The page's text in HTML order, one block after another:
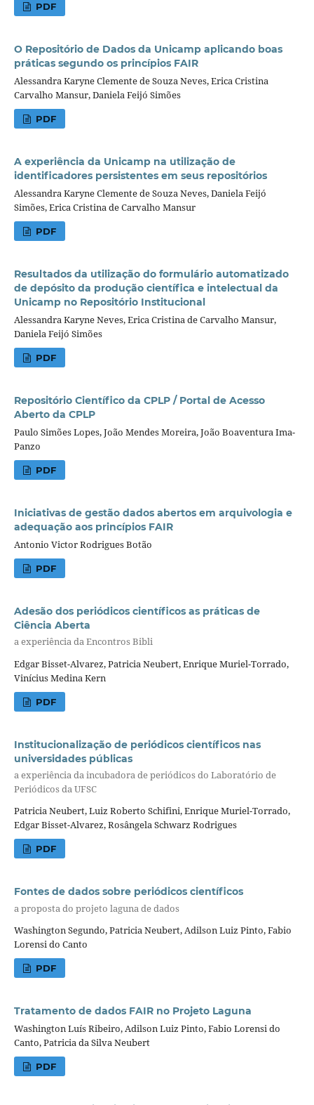
PDF
O Repositório de Dados da Unicamp aplicando boas
práticas segundo os princípios FAIR
Alessandra Karyne Clemente de Souza Neves, Erica Cristina
Carvalho Mansur, Daniela Feijó Simões
PDF
A experiência da Unicamp na utilização de
identificadores persistentes em seus repositórios
Alessandra Karyne Clemente de Souza Neves, Daniela Feijó
Simões, Erica Cristina de Carvalho Mansur
PDF
Resultados da utilização do formulário automatizado
de depósito da produção científica e intelectual da
Unicamp no Repositório Institucional
Alessandra Karyne Neves, Erica Cristina de Carvalho Mansur,
Daniela Feijó Simões
PDF
Repositório Científico da CPLP / Portal de Acesso
Aberto da CPLP
Paulo Simões Lopes, João Mendes Moreira, João Boaventura Ima-
Panzo
PDF
Iniciativas de gestão dados abertos em arquivologia e
adequação aos princípios FAIR
Antonio Victor Rodrigues Botão
PDF
Adesão dos periódicos científicos as práticas de
Ciência Aberta
a experiência da Encontros Bibli
Edgar Bisset-Alvarez, Patricia Neubert, Enrique Muriel-Torrado,
Vinícius Medina Kern
PDF
Institucionalização de periódicos científicos nas
universidades públicas
a experiência da incubadora de periódicos do Laboratório de
Periódicos da UFSC
Patricia Neubert, Luiz Roberto Schifini, Enrique Muriel-Torrado,
Edgar Bisset-Alvarez, Rosângela Schwarz Rodrigues
PDF
Fontes de dados sobre periódicos científicos
a proposta do projeto laguna de dados
Washington Segundo, Patricia Neubert, Adilson Luiz Pinto, Fabio
Lorensi do Canto
PDF
Tratamento de dados FAIR no Projeto Laguna
Washington Luís Ribeiro, Adilson Luiz Pinto, Fabio Lorensi do
Canto, Patricia da Silva Neubert
PDF